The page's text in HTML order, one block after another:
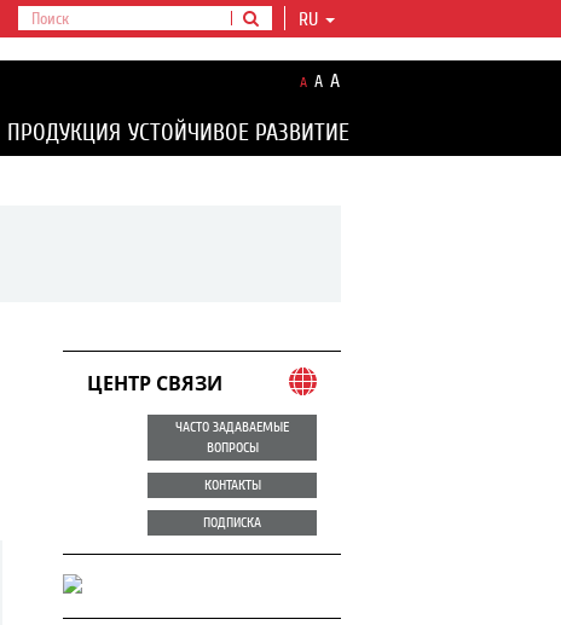
RU
A A A
ПРОДУКЦИЯ УСТОЙЧИВОЕ РАЗВИТИЕ
ЦЕНТР СВЯЗИ
ЧАСТО ЗАДАВАЕМЫЕ
ВОПРОСЫ
КОНТАКТЫ
ПОДПИСКА